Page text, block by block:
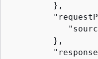
         },
         },